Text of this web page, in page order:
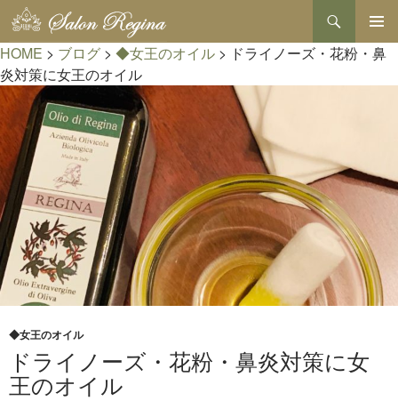
検
索
メインメ
ニュー
ン
ン
キ
ッ
プ
HOME > ブログ > ◆女王のオイル > ドライノーズ・花粉・鼻
炎対策に女王のオイル
◆女王のオイル
ドライノーズ・花粉・鼻炎対策に女
王のオイル